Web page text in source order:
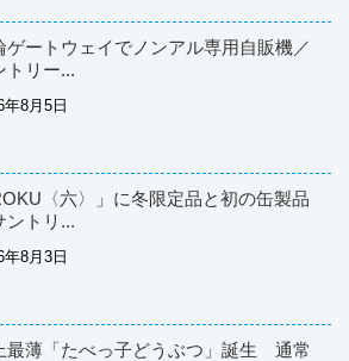
ゲートウェイでノンアル専用自販機／
トリー...
年8月5日
〈六〉」に冬限定品と初の缶製品
ントリ...
年8月3日
最薄「たべっ子どうぶつ」誕生 通常